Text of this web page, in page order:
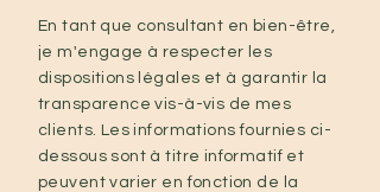
En tant que consultant en bien-être,
je m'engage à respecter les
dispositions légales et à garantir la
transparence vis-à-vis de mes
clients. Les informations fournies ci-
dessous sont à titre informatif et
peuvent varier en fonction de la